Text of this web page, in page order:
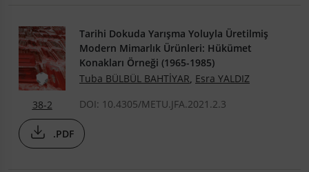
38-2
Tarihi Dokuda Yarışma Yoluyla Üretilmiş
Modern Mimarlık Ürünleri: Hükümet
Konakları Örneği (1965-1985)
Tuba BÜLBÜL BAHTİYAR, Esra YALDIZ
DOI: 10.4305/METU.JFA.2021.2.3
.PDF